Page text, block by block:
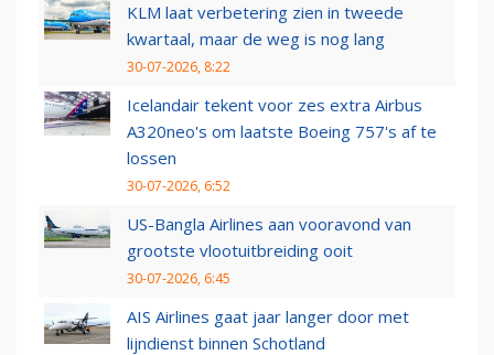
KLM laat verbetering zien in tweede
kwartaal, maar de weg is nog lang
30-07-2026, 8:22
Icelandair tekent voor zes extra Airbus
A320neo's om laatste Boeing 757's af te
lossen
30-07-2026, 6:52
US-Bangla Airlines aan vooravond van
grootste vlootuitbreiding ooit
30-07-2026, 6:45
AIS Airlines gaat jaar langer door met
lijndienst binnen Schotland